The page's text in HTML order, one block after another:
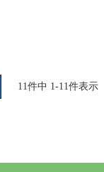
11件中 1-11件表示